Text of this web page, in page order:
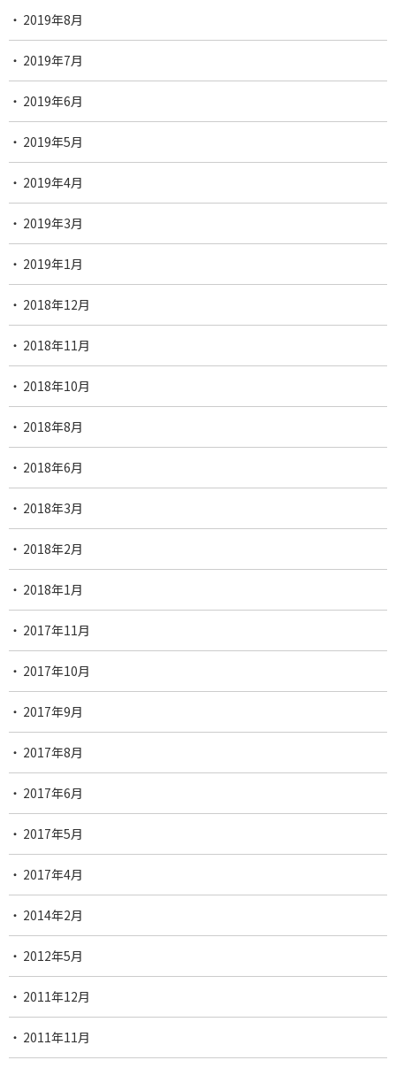
2019年8月
2019年7月
2019年6月
2019年5月
2019年4月
2019年3月
2019年1月
2018年12月
2018年11月
2018年10月
2018年8月
2018年6月
2018年3月
2018年2月
2018年1月
2017年11月
2017年10月
2017年9月
2017年8月
2017年6月
2017年5月
2017年4月
2014年2月
2012年5月
2011年12月
2011年11月